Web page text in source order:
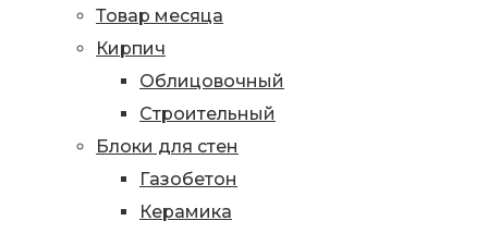
Товар месяца
Кирпич
Облицовочный
Строительный
Блоки для стен
Газобетон
Керамика